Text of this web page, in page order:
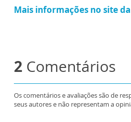
Mais informações no site
2 Comentários
Os comentários e avaliações são de
seus autores e não representam a